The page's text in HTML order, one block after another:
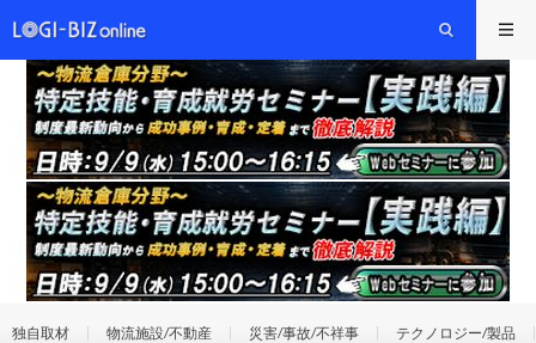
独自取材 物流施設/不動産 災害/事故/不祥事 テクノロジー/製品